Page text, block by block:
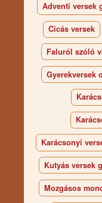
Adventi versek
Cicás versek
Faluról szóló
Gyerekversek
Karácsonyi
Kutyás versek
Mozgásos